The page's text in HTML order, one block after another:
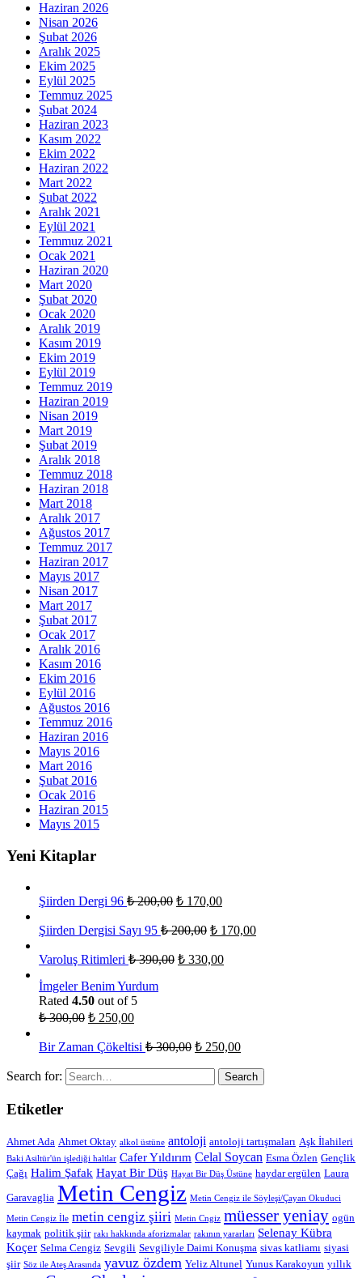
Haziran 2026
Nisan 2026
Şubat 2026
Aralık 2025
Ekim 2025
Eylül 2025
Temmuz 2025
Şubat 2024
Haziran 2023
Kasım 2022
Ekim 2022
Haziran 2022
Mart 2022
Şubat 2022
Aralık 2021
Eylül 2021
Temmuz 2021
Ocak 2021
Haziran 2020
Mart 2020
Şubat 2020
Ocak 2020
Aralık 2019
Kasım 2019
Ekim 2019
Eylül 2019
Temmuz 2019
Haziran 2019
Nisan 2019
Mart 2019
Şubat 2019
Aralık 2018
Temmuz 2018
Haziran 2018
Mart 2018
Aralık 2017
Ağustos 2017
Temmuz 2017
Haziran 2017
Mayıs 2017
Nisan 2017
Mart 2017
Şubat 2017
Ocak 2017
Aralık 2016
Kasım 2016
Ekim 2016
Eylül 2016
Ağustos 2016
Temmuz 2016
Haziran 2016
Mayıs 2016
Mart 2016
Şubat 2016
Ocak 2016
Haziran 2015
Mayıs 2015
Yeni Kitaplar
Şiirden Dergi 96 ₺200,00 ₺ 170,00
Şiirden Dergisi Sayı 95 ₺200,00 ₺ 170,00
Varoluş Ritimleri ₺390,00 ₺ 330,00
İmgeler Benim Yurdum
Rated 4.50 out of 5
₺300,00 ₺ 250,00
Bir Zaman Çökeltisi ₺300,00 ₺ 250,00
Search for:
Etiketler
Ahmet Ada Ahmet Oktay alkol üstüne antoloji antoloji tartışmaları Aşk İlahileri
Baki Asiltür'ün işlediği haltlar Cafer Yıldırım Celal Soycan Esma Özlen Gençlik
Çağı Halim Şafak Hayat Bir Düş Hayat Bir Düş Üstüne haydar ergülen Laura
Garavaglia Metin Cengiz Metin Cengiz ile Söyleşi/Çayan Okuduci
Metin Cengiz İle metin cengiz şiiri Metin Cngiz müesser yeniay ogün
kaymak politik şiir rakı hakkında aforizmalar rakının yararları Selenay Kübra
Koçer Selma Cengiz Sevgili Sevgiliyle Daimi Konuşma sivas katliamı siyasi
şiir Söz ile Ateş Arasında yavuz özdem Yeliz Altunel Yunus Karakoyun yıllık